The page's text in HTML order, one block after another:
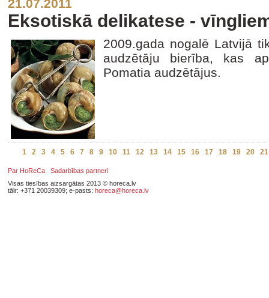
21.07.2011
Eksotiskā delikatese -
2009.gada nogalē Latvijā
audzētāju bierība, kas
Pomatia audzētājus.
1 2 3 4 5 6 7 8 9 10 11 12 13 14 15 16 17 18 19 20 21
Par HoReCa
Sadarbības partneri
Visas tiesības aizsargātas 2013 © horeca.lv
tālr: +371 20039309; e-pasts: horeca@horeca.lv